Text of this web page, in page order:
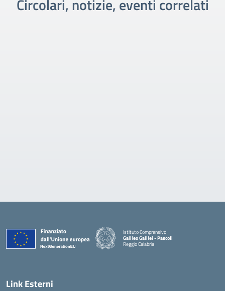
Circolari, notizie, eventi correlati
Istituto Comprensivo
Galileo Galilei - Pascoli
Reggio Calabria
Link Esterni